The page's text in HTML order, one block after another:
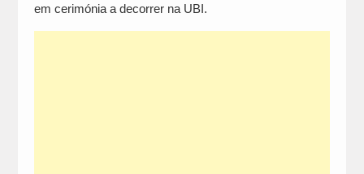
em cerimónia a decorrer na UBI.